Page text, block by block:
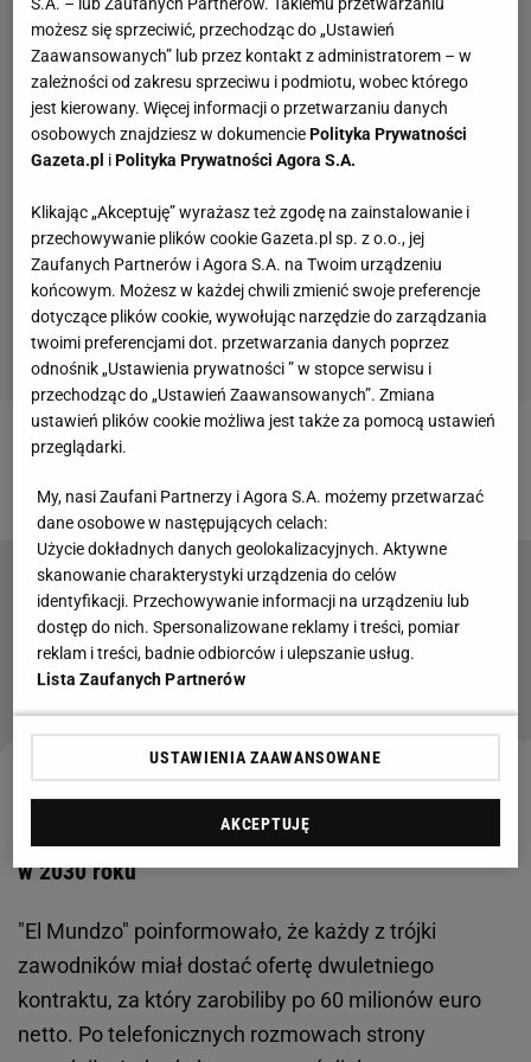
Zobacz wideo
Santosa. "Szatnia była razem z nim"
To miał być hitowy transfer Deadline Day.
Niewiarygodna pomyłka
Arabia Saudyjska chce byłych piłkarzy Realu
Madryt. 60 milionów za sezon gry, a w tle mundial
w 2030 roku
"El Mundzo" poinformowało, że każdy z trójki
zawodników miał dostać ofertę dwuletniego
kontraktu, za który zarobiliby po 60 milionów euro
netto. Po telefonicznych rozmowach strony
możesz się sprzeciwić, przechodząc do „Ustawień
Zaawansowanych” lub przez kontakt z administratorem – w
zależności od zakresu sprzeciwu i podmiotu, wobec którego
jest kierowany. Więcej informacji o przetwarzaniu danych
osobowych znajdziesz w dokumenciePolityka Prywatności
Gazeta.pl iPolityka Prywatności Agora S.A.
Klikając „Akceptuję” wyrażasz też zgodę na zainstalowanie i
przechowywanie plików cookie Gazeta.pl sp. z o.o., jej
Zaufanych Partnerów i Agora S.A. na Twoim urządzeniu
końcowym. Możesz w każdej chwili zmienić swoje preferencje
dotyczące plików cookie, wywołując narzędzie do zarządzania
twoimi preferencjami dot. przetwarzania danych poprzez
odnośnik „Ustawienia prywatności ” w stopce serwisu i
przechodząc do „Ustawień Zaawansowanych”. Zmiana
ustawień plików cookie możliwa jest także za pomocą ustawień
przeglądarki.
My, nasi Zaufani Partnerzy i Agora S.A. możemy przetwarzać
dane osobowe w następujących celach:
Użycie dokładnych danych geolokalizacyjnych. Aktywne
skanowanie charakterystyki urządzenia do celów
identyfikacji. Przechowywanie informacji na urządzeniu lub
dostęp do nich. Spersonalizowane reklamy i treści, pomiar
reklam i treści, badnie odbiorców i ulepszanie usług.
Lista Zaufanych Partnerów
USTAWIENIA ZAAWANSOWANE
AKCEPTUJĘ